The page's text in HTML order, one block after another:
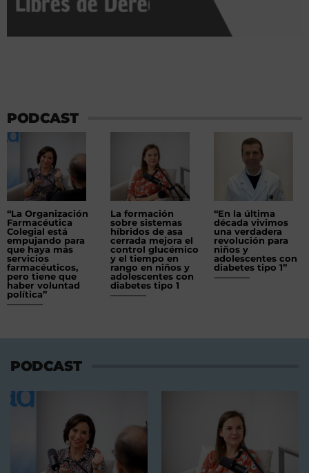
PODCAST
“La Organización
Farmacéutica
Colegial está
empujando para
que haya más
servicios
farmacéuticos,
pero tiene que
haber voluntad
política”
La formación
sobre sistemas
híbridos de asa
cerrada mejora el
control glucémico
y el tiempo en
rango en niños y
adolescentes con
diabetes tipo 1
“En la última
década vivimos
una verdadera
revolución para
niños y
adolescentes con
diabetes tipo 1”
PODCAST